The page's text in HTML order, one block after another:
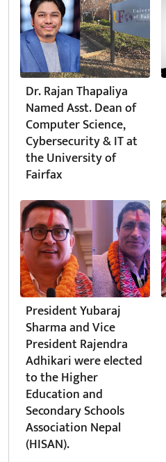
Dr. Rajan Thapaliya
Named Asst. Dean of
Computer Science,
Cybersecurity & IT at
the University of
Fairfax
President Yubaraj
Sharma and Vice
President Rajendra
Adhikari were elected
to the Higher
Education and
Secondary Schools
Association Nepal
(HISAN).